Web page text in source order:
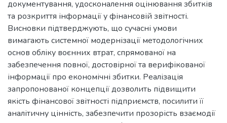
документування, удосконалення оцінювання збитків
та розкриття інформації у фінансовій звітності.
Висновки підтверджують, що сучасні умови
вимагають системної модернізації методологічних
основ обліку воєнних втрат, спрямованої на
забезпечення повної, достовірної та верифікованої
інформації про економічні збитки. Реалізація
запропонованої концепції дозволить підвищити
якість фінансової звітності підприємств, посилити її
аналітичну цінність, забезпечити прозорість взаємодії